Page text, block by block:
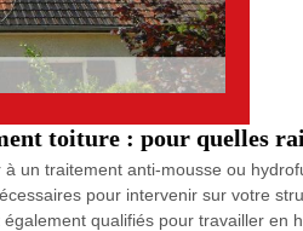
toiture : pour quelles
un traitement anti-mousse ou
pour intervenir sur votre
qualifiés pour travailler en